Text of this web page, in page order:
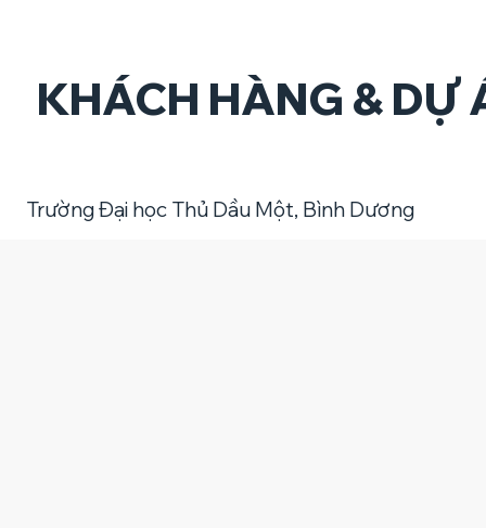
KHÁCH HÀNG & DỰ
Trường Đại học Thủ Dầu Một, Bình Dương